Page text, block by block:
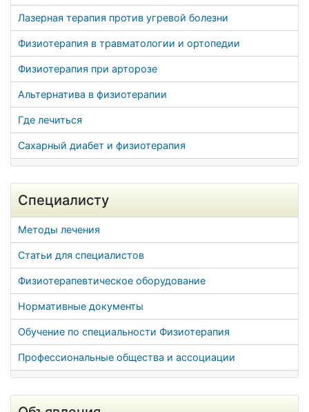
Лазерная терапия против угревой болезни
Физиотерапия в травматологии и ортопедии
Физиотерапия при арторозе
Альтернатива в физиотерапии
Где лечиться
Сахарный диабет и физиотерапия
Специалисту
Методы лечения
Статьи для специалистов
Физиотерапевтическое оборудование
Нормативные документы
Обучение по специальности Физиотерапия
Профессиональные общества и ассоциации